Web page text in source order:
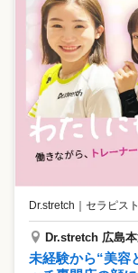
Dr.stretch セラピス
Dr.stretch 広島
未経験から“美容